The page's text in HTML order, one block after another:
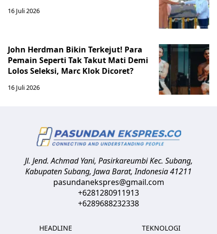
16 Juli 2026
John Herdman Bikin Terkejut! Para
Pemain Seperti Tak Takut Mati Demi
Lolos Seleksi, Marc Klok Dicoret?
16 Juli 2026
Jl. Jend. Achmad Yani, Pasirkareumbi Kec. Subang,
Kabupaten Subang, Jawa Barat,Indonesia41211
pasundanekspres@gmail.com
+6281280911913
+6289688232338
HEADLINE
TEKNOLOGI